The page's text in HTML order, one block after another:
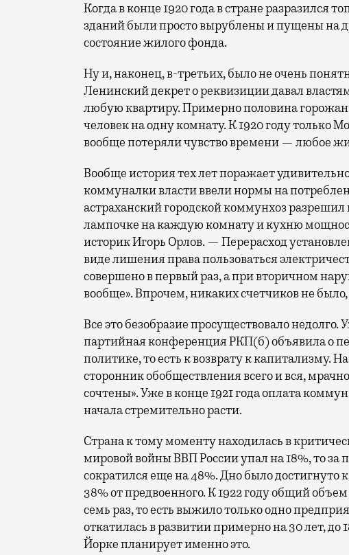
Когда в конце 1920 года в стране разразился
зданий были просто вырублены и пущены на
состояние жилого фонда.
Ну и, наконец, в-третьих, было не очень
Ленинский декрет о реквизиции давал
любую квартиру. Примерно половина
человек на одну комнату. К 1920 году только
вообще потеряли чувство времени — любое
Вообще история тех лет поражает
коммуналки власти ввели нормы на
астраханский городской коммунхоз
лампочке на каждую комнату и кухню
историк Игорь Орлов. — Перерасход
виде лишения права пользоваться
совершено в первый раз, а при вторичном
вообще». Впрочем, никаких счетчиков не
Все это безобразие просуществовало недолго.
партийная конференция РКП(б) объявила о
политике, то есть к возврату к капитализму.
сторонник обобществления всего и вся,
сочтены». Уже в конце 1921 года оплата
начала стремительно расти.
Страна к тому моменту находилась в
мировой войны ВВП России упал на 18%, то
сократился еще на 48%. Дно было достигнуто
38% от предвоенного. К 1922 году общий
семь раз, то есть выжило только одно
откатилась в развитии примерно на 30 лет,
Йорке планирует именно это.